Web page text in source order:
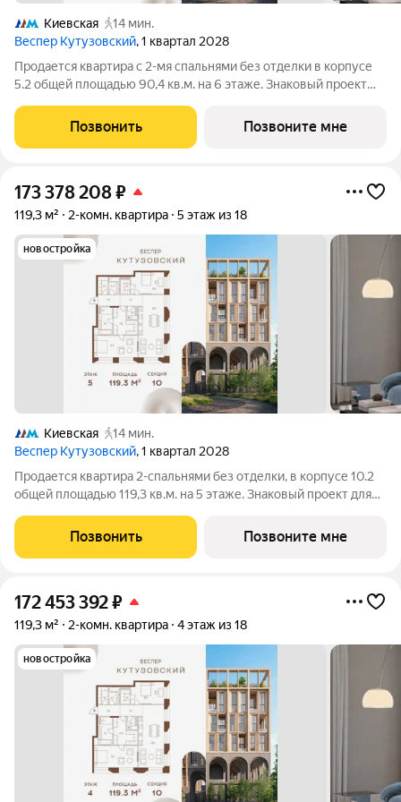
Киевская
14 мин.
Веспер Кутузовский, 1 квартал 2028
Продается квартира с 2-мя спальнями без отделки в корпусе
5.2 общей площадью 90,4 кв.м. на 6 этаже. Знаковый проект
Квартал площадью 3,7 га расположен на Кутузовском
проспекте и воплощает новую
Позвонить Позвоните мне
173 378 208₽
119,3 м² 2-комн. квартира 5 этаж из 18
новостройка
Киевская
14 мин.
Веспер Кутузовский, 1 квартал 2028
Продается квартира 2-спальнями без отделки, в корпусе 10.2
общей площадью 119,3 кв.м. на 5 этаже. Знаковый проект для
площадью 3,7 га расположен на Кутузовском проспекте и
воплощает новую
Позвонить Позвоните мне
172 453 392₽
119,3 м² 2-комн. квартира 4 этаж из 18
новостройка